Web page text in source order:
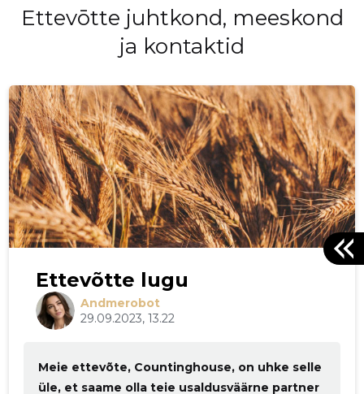
Ettevōtte juhtkond, meeskond
ja kontaktid
Ettevõtte lugu
Andmerobot
29.09.2023, 13.22
Meie ettevõte, Countinghouse, on uhke selle
üle, et saame olla teie usaldusväärne partner